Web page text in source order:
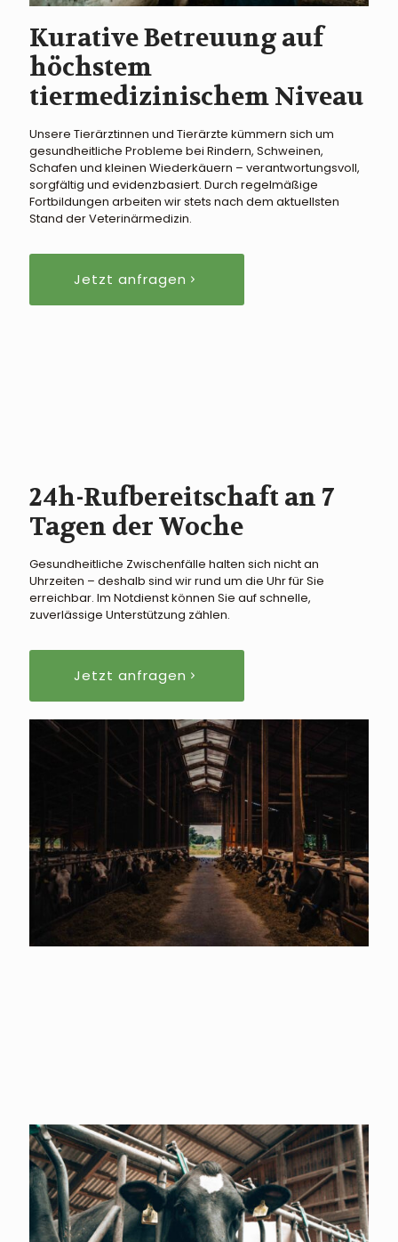
Kurative Betreuung auf
höchstem
tiermedizinischem Niveau
Unsere Tierärztinnen und Tierärzte kümmern sich um
gesundheitliche Probleme bei Rindern, Schweinen,
Schafen und kleinen Wiederkäuern – verantwortungsvoll,
sorgfältig und evidenzbasiert. Durch regelmäßige
Fortbildungen arbeiten wir stets nach dem aktuellsten
Stand der Veterinärmedizin.
Jetzt anfragen
24h-Rufbereitschaft an 7
Tagen der Woche
Gesundheitliche Zwischenfälle halten sich nicht an
Uhrzeiten – deshalb sind wir rund um die Uhr für Sie
erreichbar. Im Notdienst können Sie auf schnelle,
zuverlässige Unterstützung zählen.
Jetzt anfragen